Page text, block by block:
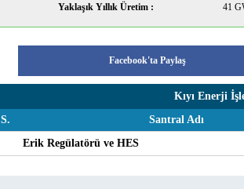
Yaklaşık Yıllık Üretim : 41
Facebook'ta Paylaş
Kıyı Enerji
S.
Santral Adı
Erik Regülatörü ve HES